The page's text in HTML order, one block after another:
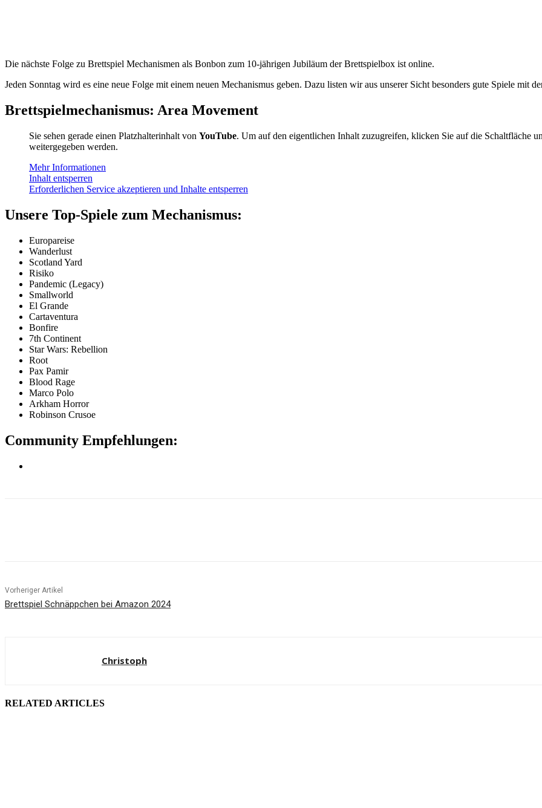
Die nächste Folge zu Brettspiel Mechanismen als Bonbon zum 10-jährigen Jubiläum der Brettspielbox ist online.
Jeden Sonntag wird es eine neue Folge mit einem neuen Mechanismus geben. Dazu listen wir aus unserer Sicht besonders gute Spiele mit
Brettspielmechanismus: Area Movement
Sie sehen gerade einen Platzhalterinhalt von YouTube. Um auf den eigentlichen Inhalt zuzugreifen, klicken Sie auf die Schaltfläche
weitergegeben werden.
Mehr Informationen
Inhalt entsperren
Erforderlichen Service akzeptieren und Inhalte entsperren
Unsere Top-Spiele zum Mechanismus:
Europareise
Wanderlust
Scotland Yard
Risiko
Pandemic (Legacy)
Smallworld
El Grande
Cartaventura
Bonfire
7th Continent
Star Wars: Rebellion
Root
Pax Pamir
Blood Rage
Marco Polo
Arkham Horror
Robinson Crusoe
Community Empfehlungen:
Vorheriger Artikel
Brettspiel Schnäppchen bei Amazon 2024
Christoph
RELATED ARTICLES